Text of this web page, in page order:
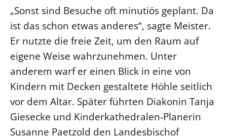
„Sonst sind Besuche oft minutiös geplant. Da
ist das schon etwas anderes“, sagte Meister.
Er nutzte die freie Zeit, um den Raum auf
eigene Weise wahrzunehmen. Unter
anderem warf er einen Blick in eine von
Kindern mit Decken gestaltete Höhle seitlich
vor dem Altar. Später führten Diakonin Tanja
Giesecke und Kinderkathedralen-Planerin
Susanne Paetzold den Landesbischof
Freie Stellen
SERVICE
Älterwerden im Pfarrberuf
Beteiligungsverfahren
Beschwerdestellen
Ephoralbüro